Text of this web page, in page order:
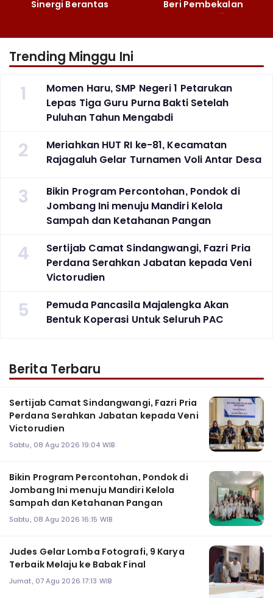
Sinergi Berantas
Beri Pembekalan
Fotografi ‎
Trending Minggu Ini
1
Momen Haru, SMP Negeri 1 Petarukan
Lepas Tiga Guru Purna Bakti Setelah
Puluhan Tahun Mengabdi
2
Meriahkan HUT RI ke-81, Kecamatan
Rajagaluh Gelar Turnamen Voli Antar Desa
3
Bikin Program Percontohan, Pondok di
Jombang Ini menuju Mandiri Kelola
Sampah dan Ketahanan Pangan
4
Sertijab Camat Sindangwangi, Fazri Pria
Perdana Serahkan Jabatan kepada Veni
Victorudien
5
Pemuda Pancasila Majalengka Akan
Bentuk Koperasi Untuk Seluruh PAC
Berita Terbaru
Sertijab Camat Sindangwangi, Fazri Pria
Perdana Serahkan Jabatan kepada Veni
Victorudien
Sabtu, 08 Agu 2026 19:04 WIB
Bikin Program Percontohan, Pondok di
Jombang Ini menuju Mandiri Kelola
Sampah dan Ketahanan Pangan
Sabtu, 08 Agu 2026 16:15 WIB
Judes Gelar Lomba Fotografi, 9 Karya
Terbaik Melaju ke Babak Final
Jumat, 07 Agu 2026 17:13 WIB